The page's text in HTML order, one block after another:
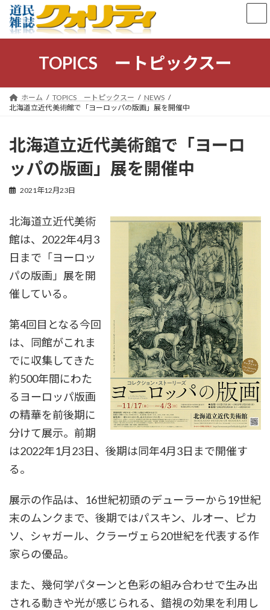
ン
キ
ー
に
TOPICS ートピックスー
ホーム TOPICS ートピックスー
NEWS
北海道立近代美術館で「ヨーロッパの版画」展を開催中
北海道立近代美術館で「ヨーロ
ッパの版画」展を開催中
2021年12月23日
北海道立近代美術
館は、2022年4月3
日まで「ヨーロッ
パの版画」展を開
催している。
第4回目となる今回
は、同館がこれま
でに収集してきた
約500年間にわた
るヨーロッパ版画
の精華を前後期に
分けて展示。前期
は2022年1月23日、後期は同年4月3日まで開催す
る。
展示の作品は、16世紀初頭のデューラーから19世紀
末のムンクまで、後期ではパスキン、ルオー、ピカ
ソ、シャガール、クラーヴェら20世紀を代表する作
家らの優品。
また、幾何学パターンと色彩の組み合わせで生み出
される動きや光が感じられる、錯視の効果を利用し